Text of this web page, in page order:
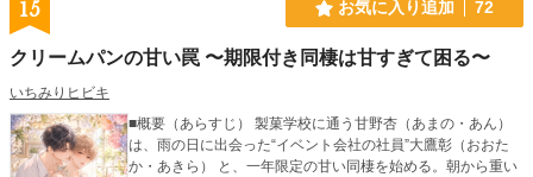
15 お気に入り追加 72
クリームパンの甘い罠 〜期限付き同棲は甘すぎて困る〜
いちみりヒビキ
■概要（あらすじ） 製菓学校に通う甘野杏（あまの・あん）
は、雨の日に出会った“イベント会社の社員”大鷹彰（おおた
か・あきら） と、一年限定の甘い同棲を始める。朝から重い